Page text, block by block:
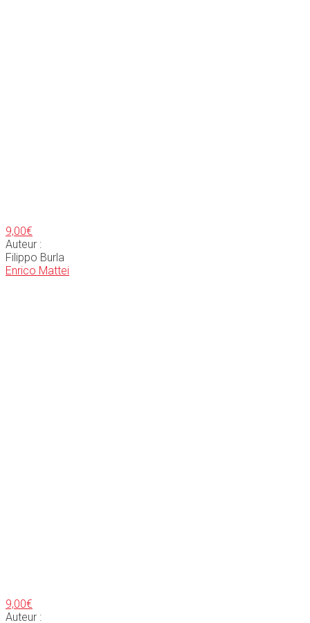
9,00€
Auteur :
Filippo Burla
Enrico Mattei
9,00€
Auteur :